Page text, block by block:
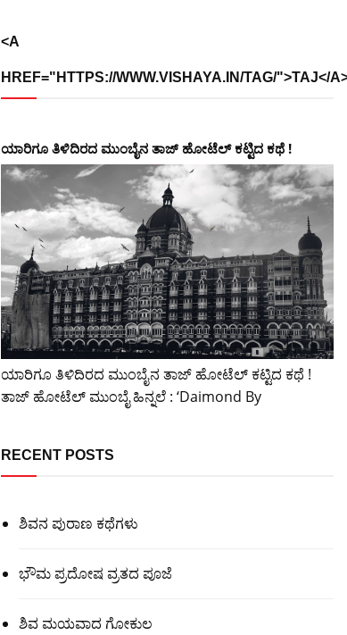
<A
HREF="HTTPS://WWW.VISHAYA.IN/TAG/">TAJ</
ಯಾರಿಗೂ ತಿಳಿದಿರದ ಮುಂಬೈನ ತಾಜ್ ಹೋಟೆಲ್ ಕಟ್ಟಿದ ಕಥೆ !
ಯಾರಿಗೂ ತಿಳಿದಿರದ ಮುಂಬೈನ ತಾಜ್ ಹೋಟೆಲ್ ಕಟ್ಟಿದ ಕಥೆ !
ತಾಜ್ ಹೋಟೆಲ್ ಮುಂಬೈ ಹಿನ್ನಲೆ : ‘Daimond By
RECENT POSTS
ಶಿವನ ಪುರಾಣ ಕಥೆಗಳು
ಭೌಮ ಪ್ರದೋಷ ವ್ರತದ ಪೂಜೆ
ಶಿವ ಮಯವಾದ ಗೋಕುಲ